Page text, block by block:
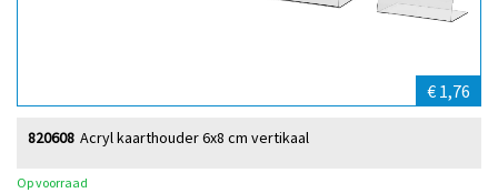
€ 1,76
Acryl kaarthouder 6x8 cm vertikaal
820608
Op voorraad